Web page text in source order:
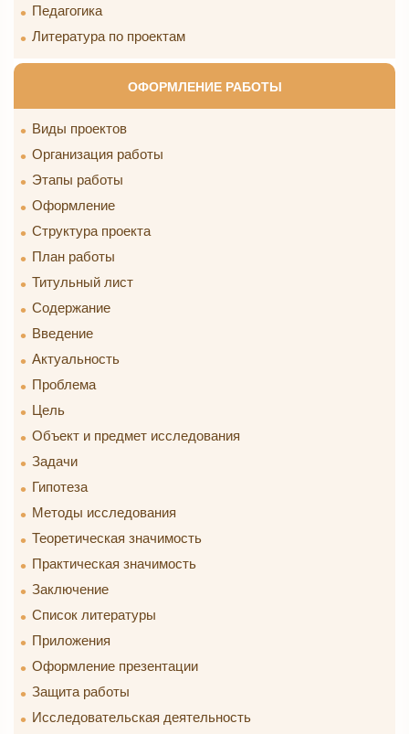
Педагогика
Литература по проектам
ОФОРМЛЕНИЕ РАБОТЫ
Виды проектов
Организация работы
Этапы работы
Оформление
Структура проекта
План работы
Титульный лист
Содержание
Введение
Актуальность
Проблема
Цель
Объект и предмет исследования
Задачи
Гипотеза
Методы исследования
Теоретическая значимость
Практическая значимость
Заключение
Список литературы
Приложения
Оформление презентации
Защита работы
Исследовательская деятельность